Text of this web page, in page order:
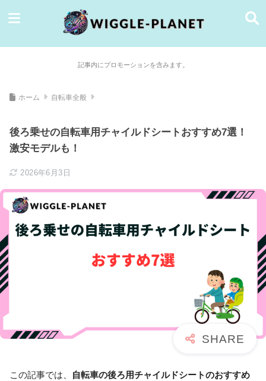
記事内にプロモーションを含みます。
ホーム 自転車全般
後ろ乗せの自転車用チャイルドシートおすすめ7選！
激安モデルも！
2026年6月3日
この記事では、
自転車の後ろ用チャイルドシートのおすすめ